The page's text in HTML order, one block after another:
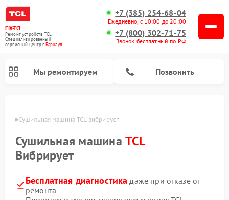
FIX-TCL
Ремонт устройств TCL
Специализированный
cервисный центр г.Барнаул
+7 (385) 254-68-04
Ежедневно, с 10:00 до 20:00
+7 (800) 302-71-75
Звонок бесплатный по РФ
Мы ремонтируем Позвонить
Сушильная машина TCL вибрирует
Сушильная машинаTCL
Вибрирует
Бесплатная диагностика даже при отказе от
ремонта